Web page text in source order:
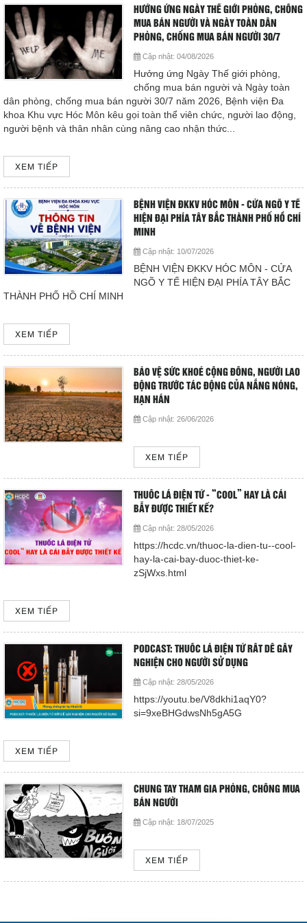
HƯỚNG TỚI “GIỜ VÀNG” TRONG ĐIỀU TRỊ ĐỘT QUỴ BỆNH
VIỆN ĐA KHOA KHU VỰC HÓC MÔN SẴN SÀNG ĐỒNG HÀNH CÙNG
NGƯỜI BỆNH
Hướng dẫn phòng tránh tai nạn thương tích cho trẻ
Thông tin về tình hình dịch bệnh COVID- 19
TRUYỀN THÔNG PHÒNG, CHỐNG BỆNH SỐT XUẤT HUYẾT
DENGUE
HƯỞNG ỨNG NGÀY GIA ĐÌNH VIỆT NAM VÀ THÁNG HÀNH
ĐỘNG QUỐC GIA VỀ PHÒNG, CHỐNG BẠO LỰC GIA ĐÌNH
Đóng
HƯỞNG ỨNG NGÀY THẾ GIỚI PHÒNG, CHỐNG
MUA BÁN NGƯỜI VÀ NGÀY TOÀN DÂN
PHÒNG, CHỐNG MUA BÁN NGƯỜI 30/7
Cập nhật: 04/08/2026
Hưởng ứng Ngày Thế giới phòng,
chống mua bán người và Ngày toàn
dân phòng, chống mua bán người 30/7 năm 2026, Bệnh viện Đa
khoa Khu vực Hóc Môn kêu gọi toàn thể viên chức, người lao động,
người bệnh và thân nhân cùng nâng cao nhận thức...
XEM TIẾP
BỆNH VIỆN ĐKKV HÓC MÔN - CỬA NGÕ Y TẾ
HIỆN ĐẠI PHÍA TÂY BẮC THÀNH PHỐ HỒ CHÍ
MINH
Cập nhật: 10/07/2026
BỆNH VIỆN ĐKKV HÓC MÔN - CỬA
NGÕ Y TẾ HIỆN ĐẠI PHÍA TÂY BẮC
THÀNH PHỐ HỒ CHÍ MINH
XEM TIẾP
BẢO VỆ SỨC KHOẺ CỘNG ĐỒNG, NGƯỜI LAO
ĐỘNG TRƯỚC TÁC ĐỘNG CỦA NẮNG NÓNG,
HẠN HÁN
Cập nhật: 26/06/2026
XEM TIẾP
THUỐC LÁ ĐIỆN TỬ - “COOL” HAY LÀ CÁI
BẪY ĐƯỢC THIẾT KẾ?
Cập nhật: 28/05/2026
https://hcdc.vn/thuoc-la-dien-tu--cool-
hay-la-cai-bay-duoc-thiet-ke-
zSjWxs.html
XEM TIẾP
PODCAST: THUỐC LÁ ĐIỆN TỬ RẤT DỄ GÂY
NGHIỆN CHO NGƯỜI SỬ DỤNG
Cập nhật: 28/05/2026
https://youtu.be/V8dkhi1aqY0?
si=9xeBHGdwsNh5gA5G
XEM TIẾP
CHUNG TAY THAM GIA PHÒNG, CHỐNG MUA
BÁN NGƯỜI
Cập nhật: 18/07/2025
XEM TIẾP
Hoạt động chuyên môn
Thông báo từ bệnh viện
Thông tin dược phẩm
Công tác xã hội
Hướng dẫn bệnh nhân
Sơ đồ bệnh viện
Chuyên khoa
Lịch làm việc
Thư giãn
Báo cáo CTQLCSNB
Liên hệ
Đóng
LIÊN HỆ
Cấp cứu (24/24)
(08) 3710 1445
Email
bvdkhocmon@gmail.com
support@bvdkhocmon.com
COPYRIGHT 2015. ALL RIGHTS RESERVED